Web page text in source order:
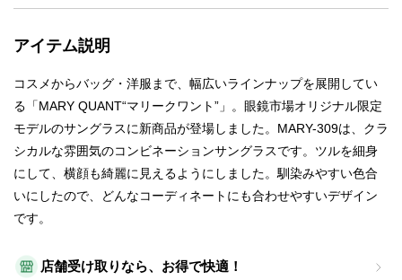
店舗受け取りなら、お得で快適！
アイテム説明
コスメからバッグ・洋服まで、幅広いラインナップを展開してい
る「MARY QUANT“マリークワント”」。眼鏡市場オリジナル限定
モデルのサングラスに新商品が登場しました。MARY-309は、クラ
シカルな雰囲気のコンビネーションサングラスです。ツルを細身
にして、横顔も綺麗に見えるようにしました。馴染みやすい色合
いにしたので、どんなコーディネートにも合わせやすいデザイン
です。